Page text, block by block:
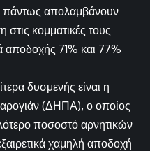
πάντως απολαμβάνουν
κομματικές τους
αποδοχής 71% και 77%
δυσμενής είναι η
(ΔΗΠΑ), ο οποίος
ποσοστό αρνητικών
χαμηλή αποδοχή